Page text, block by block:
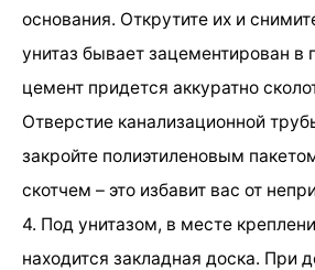
основания. Открутите их и
унитаз бывает зацементирован в
цемент придется аккуратно
Отверстие канализационной
закройте полиэтиленовым
скотчем – это избавит вас от
4. Под унитазом, в месте
находится закладная доска. При